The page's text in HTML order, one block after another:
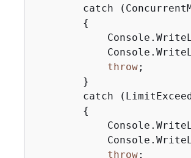
catch
{
throw;
        }
catch
{
throw;